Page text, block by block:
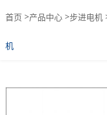
首页 >产品中心>步进电机
机